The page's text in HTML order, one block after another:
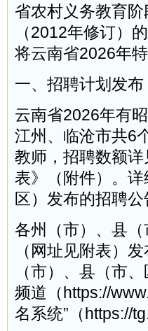
省农村义务教育
（2012年修订）
将云南省2026年
一、招聘计划发布
云南省2026年有
江州、临沧市共6
教师，招聘数额
表》（附件）。
区）发布的招聘公
各州（市）、县
（网址见附表）
（市）、县（市
频道（https://
名系统”（https://